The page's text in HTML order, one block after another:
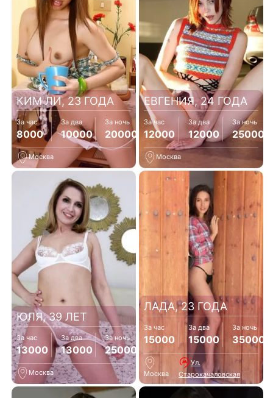
КИМ ЛИ, 23 ГОДА
За час
8000
За два
10000
За ночь
20000
Москва
ЕВГЕНИЯ, 24 ГОДА
За час
12000
За два
12000
За ночь
25000
Москва
ЮЛЯ, 39 ЛЕТ
За час
13000
За два
13000
За ночь
25000
Москва
ЛАДА, 23 ГОДА
За час
15000
За два
15000
За ночь
35000
Москва
Ул.
Старокачаловская